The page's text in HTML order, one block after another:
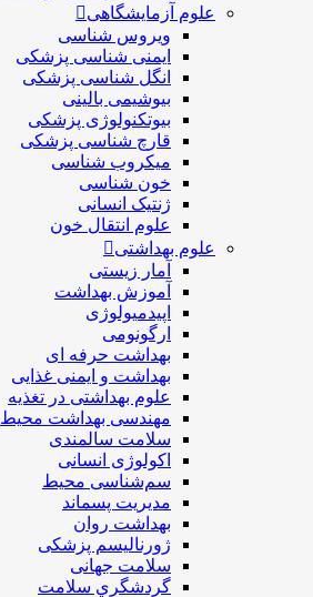
علوم آزمایشگاهی
ویروس شناسی
ایمنی شناسی پزشكی
انگل شناسی پزشکی
بیوشیمی بالینی
بیوتکنولوژی پزشکی
قارچ شناسی پزشکی
ميكروب شناسی
خون شناسی
ژنتیک انسانی
علوم انتقال خون
علوم بهداشتی
آمار زیستی
آموزش بهداشت
اپیدمیولوژی
ارگونومی
بهداشت حرفه ای
بهداشت و ایمنی غذایی
علوم بهداشتی در تغذیه
مهندسی بهداشت محيط
سلامت سالمندی
اکولوژی انسانی
سم‌شناسی محیط
مدیریت پسماند
بهداشت روان
ژورنالیسم پزشکی
سلامت جهانی
گردشگري سلامت